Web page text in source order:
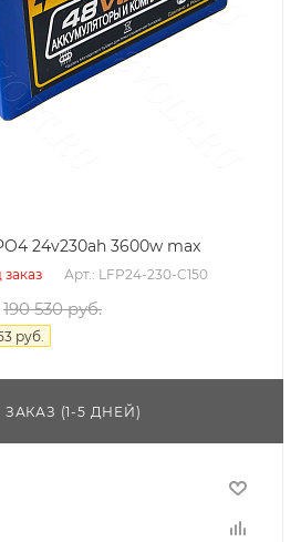
24v230ah 3600w max
Арт.: LFP24-230-C150
190 530руб.
руб.
(1-5 ДНЕЙ)